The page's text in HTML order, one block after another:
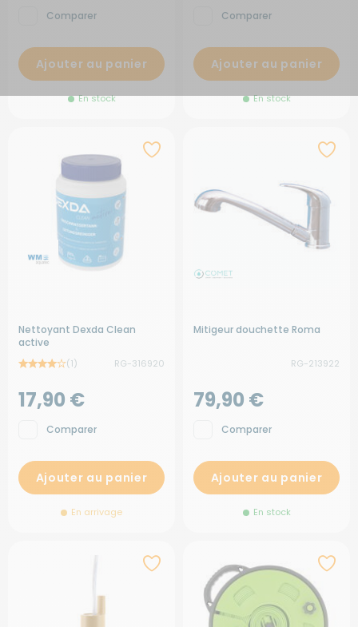
Comparer
Ajouter au panier
En stock
Comparer
Ajouter au panier
En stock
Nettoyant Dexda Clean
active
(1) RG-316920
17,90 €
Comparer
Ajouter au panier
En arrivage
Mitigeur douchette Roma
RG-213922
79,90 €
Comparer
Ajouter au panier
En stock